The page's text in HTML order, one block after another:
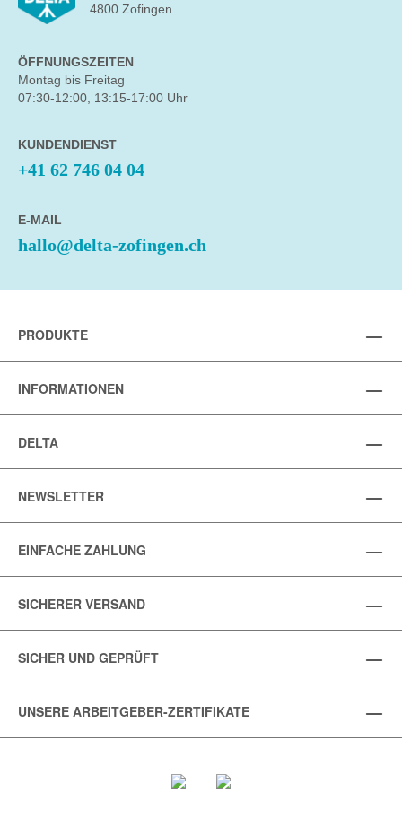
4800 Zofingen
ÖFFNUNGSZEITEN
Montag bis Freitag
07:30-12:00, 13:15-17:00 Uhr
KUNDENDIENST
+41 62 746 04 04
E-MAIL
hallo@delta-zofingen.ch
PRODUKTE
INFORMATIONEN
DELTA
NEWSLETTER
EINFACHE ZAHLUNG
SICHERER VERSAND
SICHER UND GEPRÜFT
UNSERE ARBEITGEBER-ZERTIFIKATE